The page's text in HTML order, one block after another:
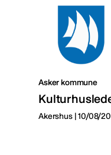
Asker kommune
Akershus | 10/08/